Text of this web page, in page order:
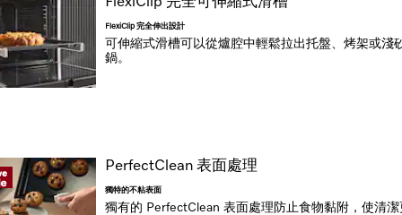
FlexiClip 完全伸出設計
可伸縮式滑槽可以從爐腔中輕鬆拉出托盤、烤架或淺
鍋。
PerfectClean 表面處理
獨特的不粘表面
獨有的 PerfectClean 表面處理防止食物黏附，使清潔